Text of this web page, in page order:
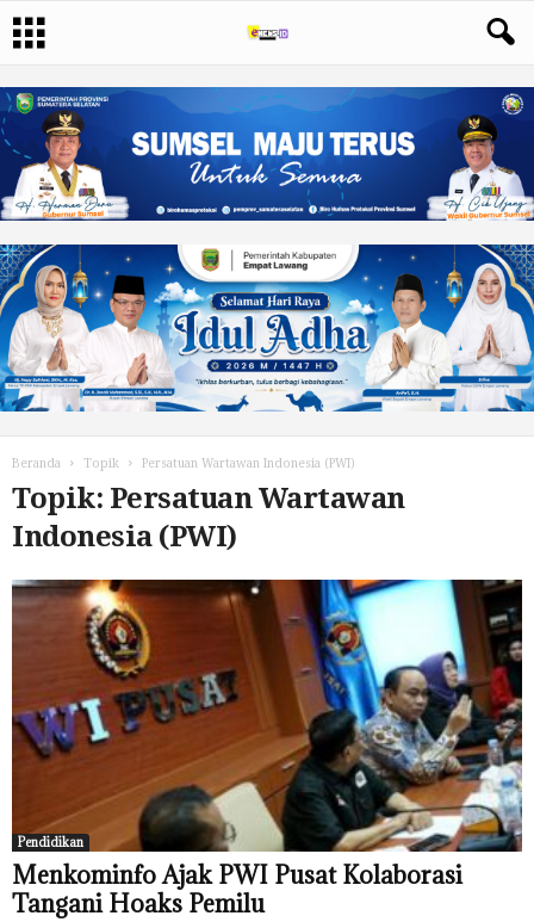
Beranda Topik Persatuan Wartawan Indonesia (PWI)
Topik: Persatuan Wartawan
Indonesia (PWI)
Pendidikan
Menkominfo Ajak PWI Pusat Kolaborasi
Tangani Hoaks Pemilu